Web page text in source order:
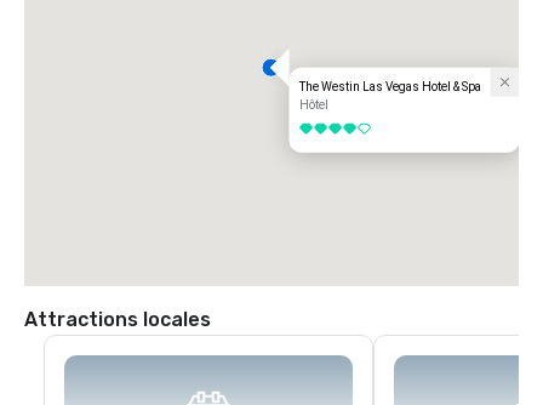
The Westin Las Vegas Hotel & Spa
Hôtel
4 sur 5
Attractions locales